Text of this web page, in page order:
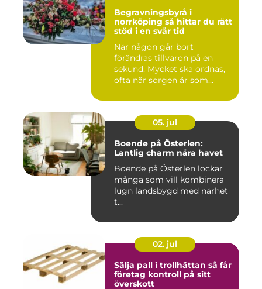
Begravningsbyrå i
norrköping så hittar du rätt
stöd i en svår tid
När någon går bort
förändras tillvaron på en
sekund. Mycket ska ordnas,
ofta när sorgen är som
05. jul
Boende på Österlen:
Lantlig charm nära havet
Boende på Österlen lockar
många som vill kombinera
lugn landsbygd med närhet
t...
02. jul
Sälja pall i trollhättan så får
företag kontroll på sitt
överskott